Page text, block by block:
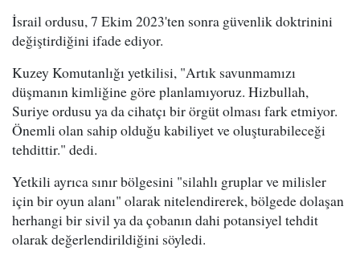
İsrail ordusu, 7 Ekim 2023'ten sonra güvenlik doktrinini
değiştirdiğini ifade ediyor.
Kuzey Komutanlığı yetkilisi, "Artık savunmamızı
düşmanın kimliğine göre planlamıyoruz. Hizbullah,
Suriye ordusu ya da cihatçı bir örgüt olması fark etmiyor.
Önemli olan sahip olduğu kabiliyet ve oluşturabileceği
tehdittir." dedi.
Yetkili ayrıca sınır bölgesini "silahlı gruplar ve milisler
için bir oyun alanı" olarak nitelendirerek, bölgede dolaşan
herhangi bir sivil ya da çobanın dahi potansiyel tehdit
olarak değerlendirildiğini söyledi.